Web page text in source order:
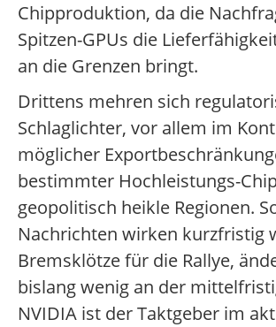
Chipproduktion, da die
Spitzen-GPUs die
an die Grenzen bringt.
Drittens mehren sich
Schlaglichter, vor allem im
möglicher
bestimmter Hochleistungs-
geopolitisch heikle Regionen.
Nachrichten wirken kurzfristig
Bremsklötze für die Rallye,
bislang wenig an der
NVIDIA ist der Taktgeber im